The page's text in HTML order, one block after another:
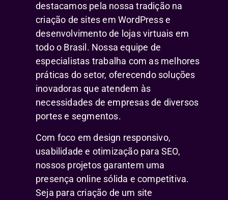
destacamos pela nossa tradição na
criação de sites em WordPress e
desenvolvimento de lojas virtuais em
todo o Brasil. Nossa equipe de
especialistas trabalha com as melhores
práticas do setor, oferecendo soluções
inovadoras que atendem às
necessidades de empresas de diversos
portes e segmentos.
Com foco em design responsivo,
usabilidade e otimização para SEO,
nossos projetos garantem uma
presença online sólida e competitiva.
Seja para criação de um site